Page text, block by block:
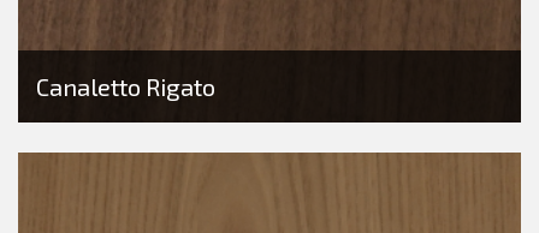
Canaletto Rigato